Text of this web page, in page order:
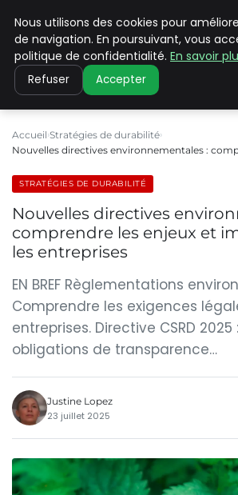
CLIMATE C
Accueil Stratégies de durabilité
Nouvelles directives environnementales :
STRATÉGIES DE DURABILITÉ
Nouvelles directives
comprendre les enjeux et
les entreprises
EN BREF Règlementations
Comprendre les exigences
entreprises. Directive CSRD 2025
obligations de transparence…
Justine Lopez
23 juillet 2025
Nous utilisons des cookies pour
de navigation. En poursuivant, vous
politique de confidentialité. En savoir
Refuser Accepter